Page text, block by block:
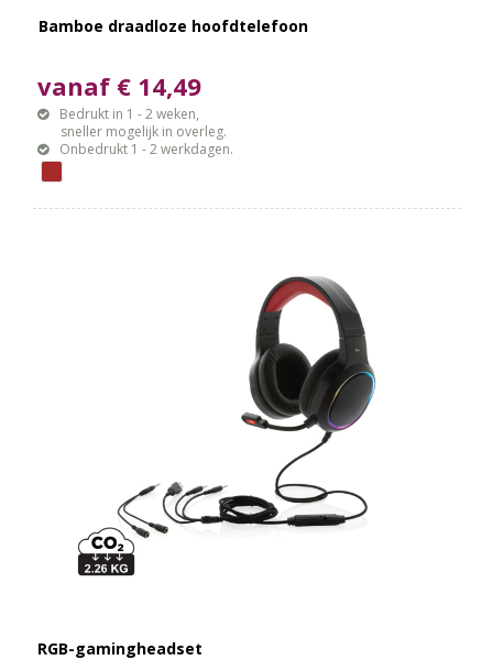
Bamboe draadloze hoofdtelefoon
vanaf € 14,49
Bedrukt in 1 - 2 weken,
sneller mogelijk in overleg.
Onbedrukt 1 - 2 werkdagen.
RGB-gamingheadset